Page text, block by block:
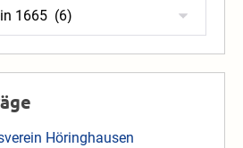
Höringhausen